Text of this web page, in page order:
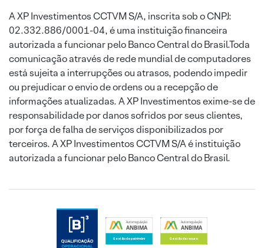
A XP Investimentos CCTVM S/A, inscrita sob o CNPJ:
02.332.886/0001-04, é uma instituição financeira
autorizada a funcionar pelo Banco Central do Brasil.Toda
comunicação através de rede mundial de computadores
está sujeita a interrupções ou atrasos, podendo impedir
ou prejudicar o envio de ordens ou a recepção de
informações atualizadas. A XP Investimentos exime-se de
responsabilidade por danos sofridos por seus clientes,
por força de falha de serviços disponibilizados por
terceiros. A XP Investimentos CCTVM S/A é instituição
autorizada a funcionar pelo Banco Central do Brasil.